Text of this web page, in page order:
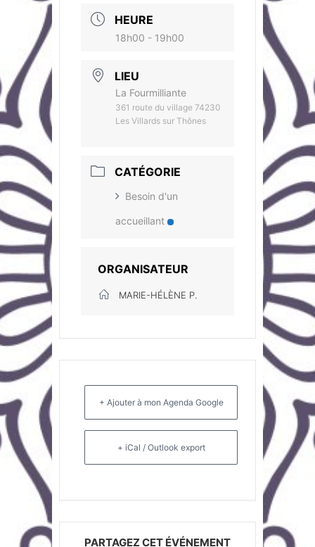
HEURE
18h00 - 19h00
LIEU
La Fourmilliante
361 route du village 74230
Les Villards sur Thônes
CATÉGORIE
Besoin d'un
accueillant
ORGANISATEUR
MARIE-HÉLÈNE P.
+ Ajouter à mon Agenda Google
+ iCal / Outlook export
PARTAGEZ CET ÉVÉNEMENT